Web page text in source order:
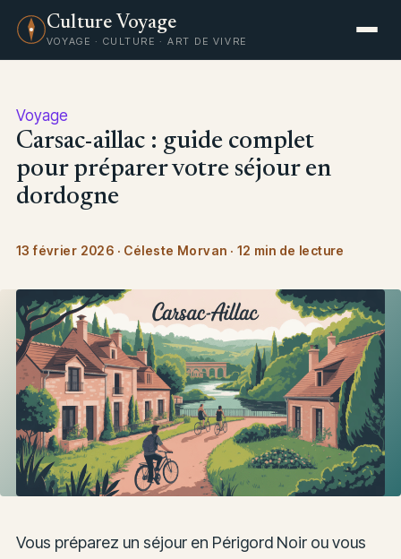
Culture Voyage
VOYAGE · CULTURE · ART DE VIVRE
Voyage
Carsac-aillac : guide complet
pour préparer votre séjour en
dordogne
13 février 2026 · Céleste Morvan · 12 min de lecture
Vous préparez un séjour en Périgord Noir ou vous